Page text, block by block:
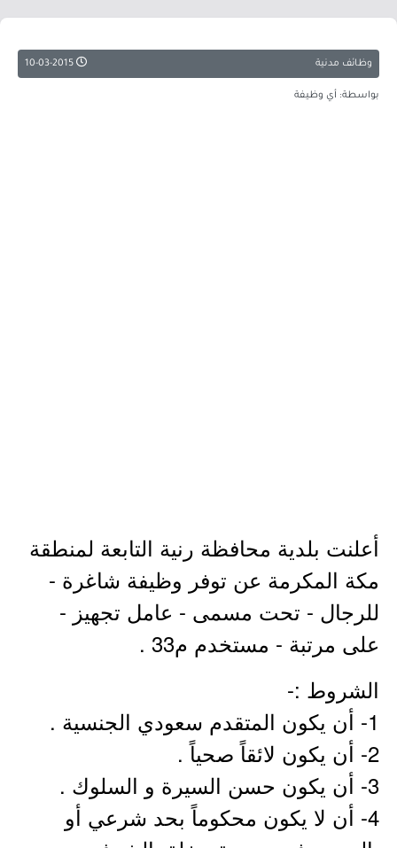
وظائف مدنية
بواسطة: أي وظيفة
أعلنت بلدية محافظة رنية التابعة لمنطقة
مكة المكرمة عن توفر وظيفة شاغرة -
للرجال - تحت مسمى - عامل تجهيز -
على مرتبة - مستخدم م33 .
الشروط :-
1- أن يكون المتقدم سعودي الجنسية .
2- أن يكون لائقاً صحياً .
3- أن يكون حسن السيرة و السلوك .
4- أن لا يكون محكوماً بحد شرعي أو